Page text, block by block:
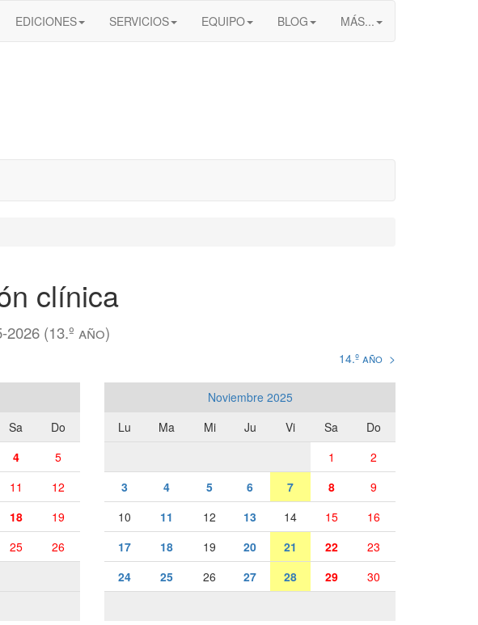
EDICIONES SERVICIOS EQUIPO BLOG MÁS...
clínica
(13.º año)
14.º año >
Sa
Do
4
5
11
12
18
19
25
26
Noviembre 2025
Lu
Ma Mi Ju Vi Sa
Do
1
2
3
4 5 6 7 8
9
10
11 12 13 14 15
16
17
18 19 20 21 22
23
24
25 26 27 28 29 30